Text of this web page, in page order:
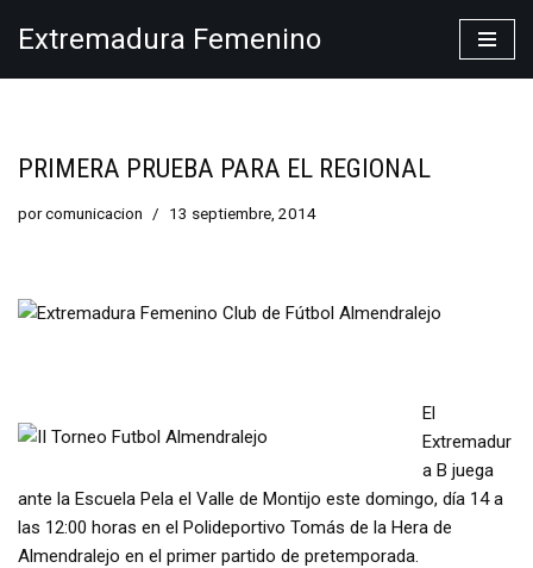
Extremadura Femenino
PRIMERA PRUEBA PARA EL REGIONAL
porcomunicacion 13 septiembre, 2014
El
Extremadur
a B juega
ante la Escuela Pela el Valle de Montijo este domingo, día 14 a
las 12:00 horas en el Polideportivo Tomás de la Hera de
Almendralejo en el primer partido de pretemporada.